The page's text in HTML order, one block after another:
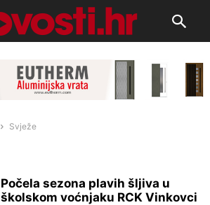
Svježe
Počela sezona plavih šljiva u
školskom voćnjaku RCK Vinkovci